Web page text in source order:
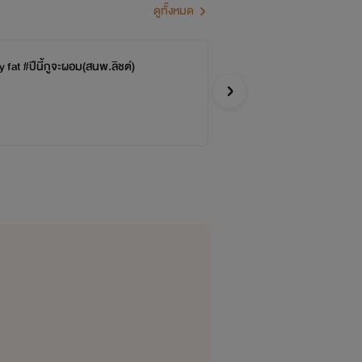
โมจะได้ปรับปรุ่งแก้ไขให้
ดูทั้งหมด
fat #ปีนี้กูจะผอม(สนพ.ลิชต์)